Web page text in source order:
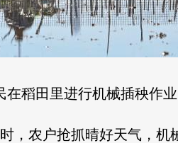
稻田里进行机械插秧作业
，农户抢抓晴好天气，